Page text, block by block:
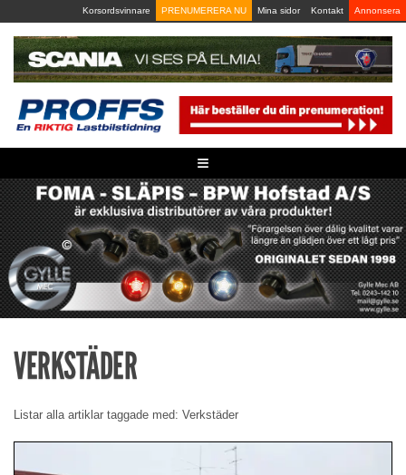
to
content
Korsordsvinnare PRENUMERERA NU Mina sidor Kontakt Annonsera
≡
VERKSTÄDER
Listar alla artiklar taggade med: Verkstäder